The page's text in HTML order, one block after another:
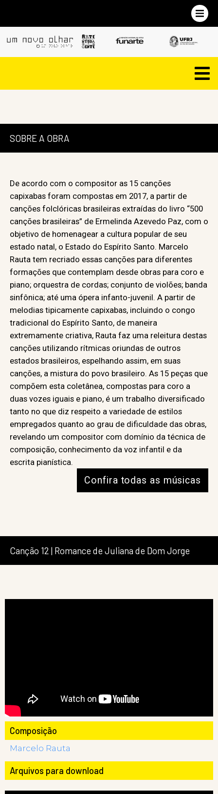
SOBRE A OBRA
De acordo com o compositor as 15 canções
capixabas foram compostas em 2017, a partir de
canções folclóricas brasileiras extraídas do livro “500
canções brasileiras” de Ermelinda Azevedo Paz, com o
objetivo de homenagear a cultura popular de seu
estado natal, o Estado do Espírito Santo. Marcelo
Rauta tem recriado essas canções para diferentes
formações que contemplam desde obras para coro e
piano; orquestra de cordas; conjunto de violões; banda
sinfônica; até uma ópera infanto-juvenil. A partir de
melodias tipicamente capixabas, incluindo o congo
tradicional do Espírito Santo, de maneira
extremamente criativa, Rauta faz uma releitura destas
canções utilizando rítmicas oriundas de outros
estados brasileiros, espelhando assim, em suas
canções, a mistura do povo brasileiro. As 15 peças que
compõem esta coletânea, compostas para coro a
duas vozes iguais e piano, é um trabalho diversificado
tanto no que diz respeito a variedade de estilos
empregados quanto ao grau de dificuldade das obras,
revelando um compositor com domínio da técnica de
composição, conhecimento da voz infantil e da
escrita pianística.
Confira todas as músicas
Canção 12 | Romance de Juliana de Dom Jorge
Composição
Marcelo Rauta
Arquivos para download